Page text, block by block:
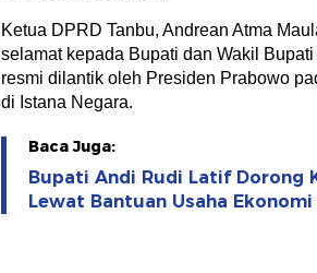
Ketua DPRD Tanbu, Andrean Atma
selamat kepada Bupati dan Wakil
resmi dilantik oleh Presiden Prabowo
di Istana Negara.
Baca Juga:
Bupati Andi Rudi Latif Dorong
Lewat Bantuan Usaha